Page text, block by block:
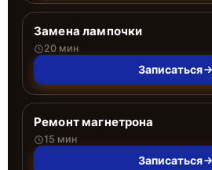
Замена лампочки
20 мин
Записаться
Ремонт магнетрона
15 мин
Записаться